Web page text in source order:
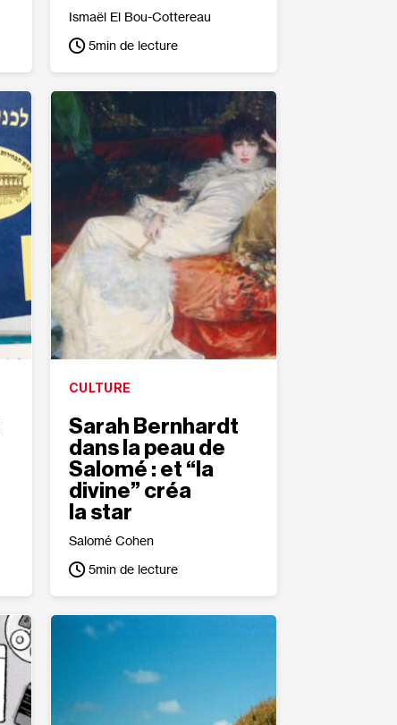
Ismaël El Bou-Cottereau
5min de lecture
CULTURE
Sarah Bernhardt
dans la peau de
Salomé : et “la
divine” créa
la star
Salomé Cohen
5min de lecture